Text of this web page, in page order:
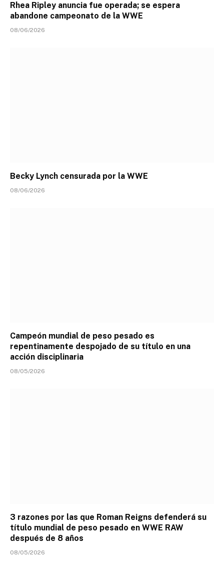
Rhea Ripley anuncia fue operada; se espera
abandone campeonato de la WWE
08/06/2026
Becky Lynch censurada por la WWE
08/06/2026
Campeón mundial de peso pesado es
repentinamente despojado de su título en una
acción disciplinaria
08/05/2026
3 razones por las que Roman Reigns defenderá su
título mundial de peso pesado en WWE RAW
después de 8 años
08/05/2026